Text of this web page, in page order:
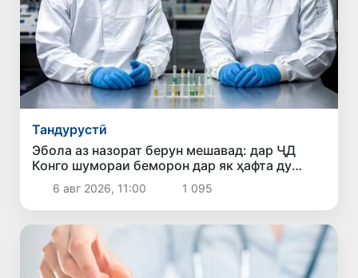
Тандурустӣ
Эбола аз назорат берун мешавад: дар ҶД
Конго шумораи беморон дар як ҳафта ду
баробар афзуд, СУТ бонги хатар мезанад
6 авг 2026, 11:00 1 095